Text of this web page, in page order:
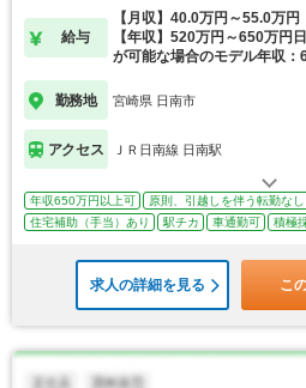
給与
【月収】40.0万円～55.0万円
【年収】520万円～650万円
が可能な場合のモデル年収：
勤務地 宮崎県 日南市
アクセス ＪＲ日南線 日南駅
年収650万円以上可 原則、引越しを伴う転勤なし
住宅補助（手当）あり
駅チカ 車通勤可 積極
求人の詳細を見る こ